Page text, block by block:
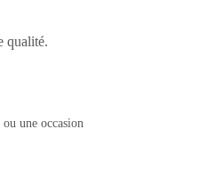
qualité.
une occasion